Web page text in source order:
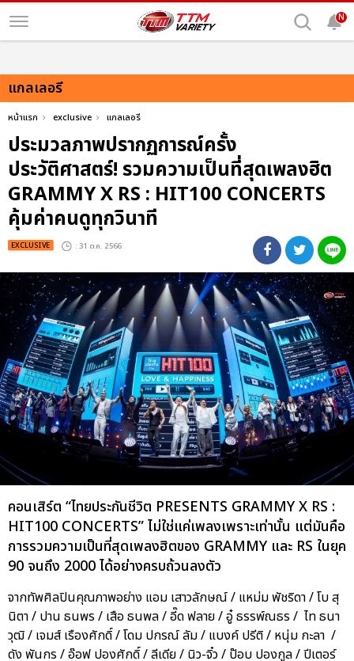
N
แกลเลอรี
หน้าแรก exclusive แกลเลอรี
ประมวลภาพปรากฏการณ์ครั้ง
ประวัติศาสตร์! รวมความเป็นที่สุดเพลงฮิต
GRAMMY X RS : HIT100 CONCERTS
คุ้มค่าคนดูทุกวินาที
EXCLUSIVE : 31 ต.ค. 2566
คอนเสิร์ต “ไทยประกันชีวิต PRESENTS GRAMMY X RS :
HIT100 CONCERTS” ไม่ใช่แค่เพลงเพราะเท่านั้น แต่มันคือ
การรวมความเป็นที่สุดเพลงฮิตของ GRAMMY และ RS ในยุค
90 จนถึง 2000 ได้อย่างครบถ้วนลงตัว
จากทัพศิลปินคุณภาพอย่าง แอม เสาวลักษณ์ / แหม่ม พัชริดา / โบ สุ
นิตา / ปาน ธนพร / เสือ ธนพล / อี๊ด ฟลาย / อู๋ ธรรพ์ณธร / ไท ธนา
วุฒิ / เจมส์ เรืองศักดิ์ / โดม ปกรณ์ ลัม / แบงค์ ปรีติ / หนุ่ม กะลา /
ดัง พันกร / อ๊อฟ ปองศักดิ์ / ลีเดีย / นิว-จิ๋ว / ป๊อบ ปองกูล / ปีเตอร์